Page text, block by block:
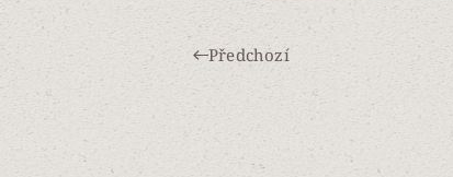
Předchozí